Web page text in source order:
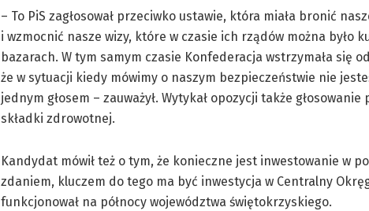
– To PiS zagłosował przeciwko ustawie, która miała bronić
i wzmocnić nasze wizy, które w czasie ich rządów można było
bazarach. W tym samym czasie Konfederacja wstrzymała się
że w sytuacji kiedy mówimy o naszym bezpieczeństwie nie
jednym głosem – zauważył. Wytykał opozycji także
składki zdrowotnej.
Kandydat mówił też o tym, że konieczne jest inwestowanie w
zdaniem, kluczem do tego ma być inwestycja w Centralny
funkcjonował na północy województwa świętokrzyskiego.